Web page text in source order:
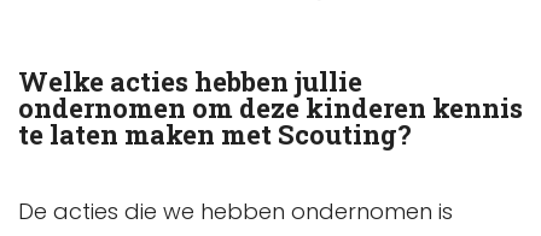
Welke acties hebben jullie
ondernomen om deze kinderen kennis
te laten maken met Scouting?
De acties die we hebben ondernomen is